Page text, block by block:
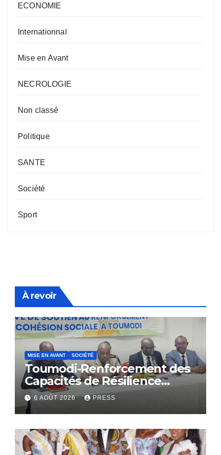
ECONOMIE
Internationnal
Mise en Avant
NECROLOGIE
Non classé
Politique
SANTE
Société
Sport
À revoir
MISE EN AVANT SOCIÉTÉ
Toumodi-Renforcement des
Capacités de Résilience
Communautaire
6 AOÛT 2026 PRESS